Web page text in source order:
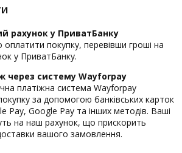
рахунок у ПриватБанку
покупку, перевівши гроші на
у ПриватБанку.
через систему Wayforpay
платіжна система Wayforpay
за допомогою банківських карток
Pay, Google Pay та інших методів. Ваші
на наш рахунок, що прискорить
вашого замовлення.